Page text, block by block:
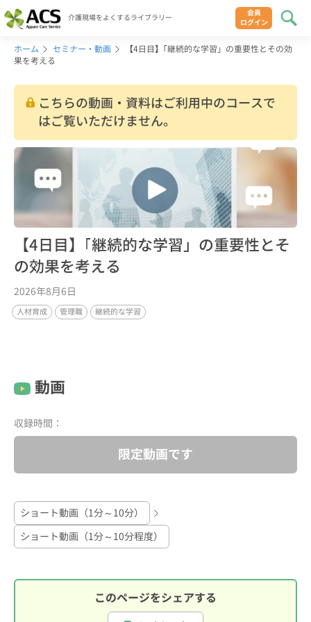
介護現場をよくするライブラリー
会員
ログイン
ホーム セミナー・動画
【4日目】｢継続的な学習」の重要性とその効
果を考える
こちらの動画・資料はご利用中のコースで
はご覧いただけません。
【4日目】｢継続的な学習」の重要性とそ
の効果を考える
2026年8月6日
人材育成 管理職 継続的な学習
動画
収録時間：
限定動画です
ショート動画（1分～10分）
ショート動画（1分～10分程度）
このページをシェアする